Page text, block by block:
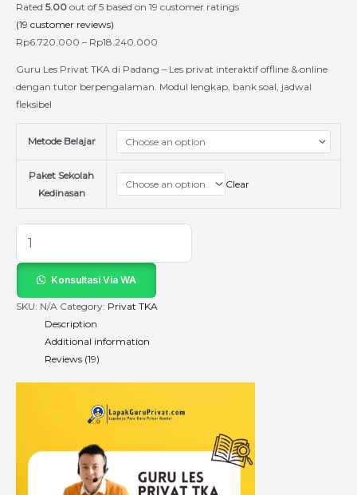
Rated 5.00 out of 5 based on 19 customer ratings
(19 customer reviews)
Rp6.720.000 – Rp18.240.000
Guru Les Privat TKA di Padang – Les privat interaktif offline & online
dengan tutor berpengalaman. Modul lengkap, bank soal, jadwal
fleksibel
Metode Belajar
Paket Sekolah
Kedinasan
Clear
Konsultasi Via WA
SKU: N/A Category: Privat TKA
Description
Additional information
Reviews (19)